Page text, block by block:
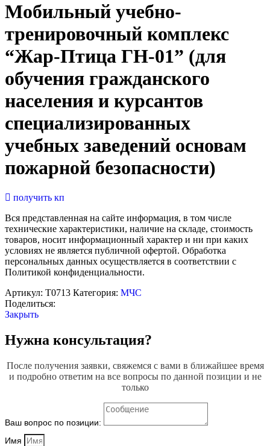
Мобильный учебно-
тренировочный комплекс
“Жар-Птица ГН-01” (для
обучения гражданского
населения и курсантов
специализированных
учебных заведений основам
пожарной безопасности)
получить кп
Вся представленная на сайте информация, в том числе
технические характеристики, наличие на складе, стоимость
товаров, носит информационный характер и ни при каких
условиях не является публичной офертой. Обработка
персональных данных осуществляется в соответствии с
Политикой конфиденциальности.
Артикул: Т0713 Категория: МЧС
Поделиться:
Закрыть
Нужна консультация?
После получения заявки, свяжемся с вами в ближайшее время
и подробно ответим на все вопросы по данной позиции и не
только
Ваш вопрос по позиции:
Имя